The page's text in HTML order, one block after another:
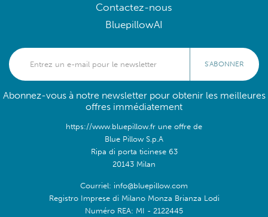
Contactez-nous
BluepillowAI
S'ABONNER
Abonnez-vous à notre newsletter pour obtenir les meilleures
offres immédiatement
https://www.bluepillow.fr une offre de
Blue Pillow S.p.A
Ripa di porta ticinese 63
20143 Milan
Courriel: info@bluepillow.com
Registro Imprese di Milano Monza Brianza Lodi
Numéro REA: MI - 2122445